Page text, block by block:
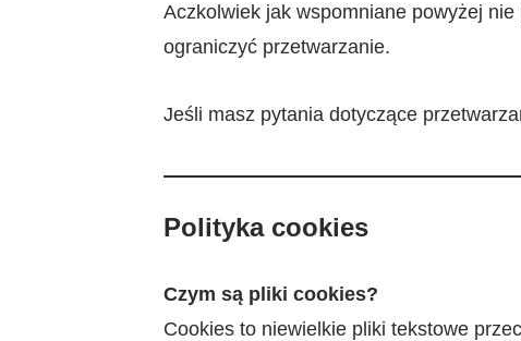
Aczkolwiek jak wspomniane powyżej
ograniczyć przetwarzanie.
Jeśli masz pytania dotyczące
Polityka cookies
Czym są pliki cookies?
Cookies to niewielkie pliki tekstowe